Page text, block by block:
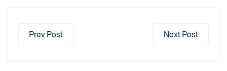
Prev Post Next Post